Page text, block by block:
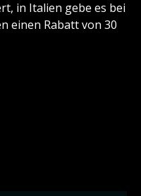
in Italien gebe es bei
einen Rabatt von 30